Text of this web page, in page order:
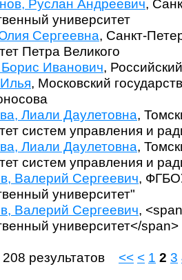
Руслан Андреевич,
университет
Сергеевна, Санкт-
Петра Великого
Иванович,
, Московский
Лиали Даулетовна,
систем управления и
Лиали Даулетовна,
систем управления и
Валерий Сергеевич,
университет"
Валерий Сергеевич,
университет</span>
208 результатов << < 1 2 3